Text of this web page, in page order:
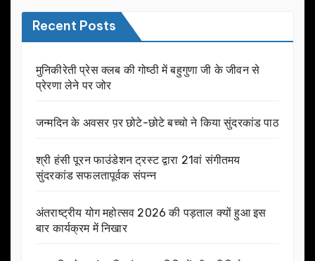
Recent Posts
मुनिकीरेती प्रेस क्लब की गोष्ठी में बहुगुणा जी के जीवन से
प्रेरणा लेने पर जोर
जन्मदिन के अवसर प़र छोटे-छोटे बच्चो ने किया सुंदरकांड पाठ
श्री हंसी पूरन फाउंडेशन ट्रस्ट द्वारा 21वां संगीतमय
सुंदरकांड सफलतापूर्वक संपन्न
अंतराष्ट्रीय योग महोत्सव 2026 की पड़ताल क्यों हुआ इस
बार कार्यक्रम में निखार